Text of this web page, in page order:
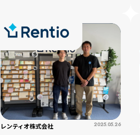
レンティオ株式会社 2025.05.26